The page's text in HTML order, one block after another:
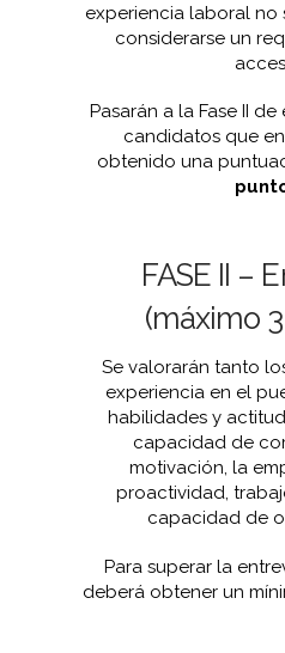
experiencia laboral no
considerarse un
Pasarán a la Fase II
candidatos que
obtenido una
FASE II –
(máximo
Se valorarán tanto
experiencia en el
habilidades y
capacidad de
motivación, la
proactividad,
capacidad de
Para superar la
deberá obtener un